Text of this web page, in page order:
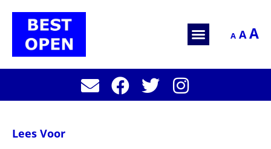
A A A
Lees Voor